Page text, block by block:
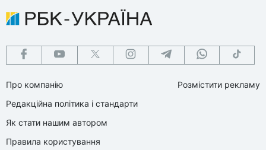
Про компанію
Редакційна політика і стандарти
Як стати нашим автором
Правила користування
Розмістити рекламу